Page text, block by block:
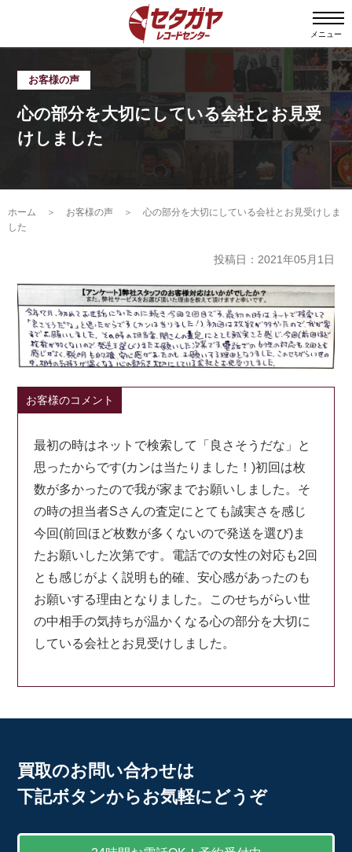
メニュー
お客様の声
心の部分を大切にしている会社とお見受
けしました
ホーム ＞ お客様の声 ＞
心の部分を大切にしている会社とお見受けしま
した
投稿日：2021年05月1日
お客様のコメント
最初の時はネットで検索して「良さそうだな」と
思ったからです(カンは当たりました！)初回は枚
数が多かったので我が家までお願いしました。そ
の時の担当者Sさんの査定にとても誠実さを感じ
今回(前回ほど枚数が多くないので発送を選び)ま
たお願いした次第です。電話での女性の対応も2回
とも感じがよく説明も的確、安心感があったのも
お願いする理由となりました。このせちがらい世
の中相手の気持ちが温かくなる心の部分を大切に
している会社とお見受けしました。
買取のお問い合わせは
下記ボタンからお気軽にどうぞ